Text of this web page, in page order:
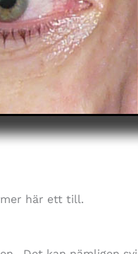
här ett till.